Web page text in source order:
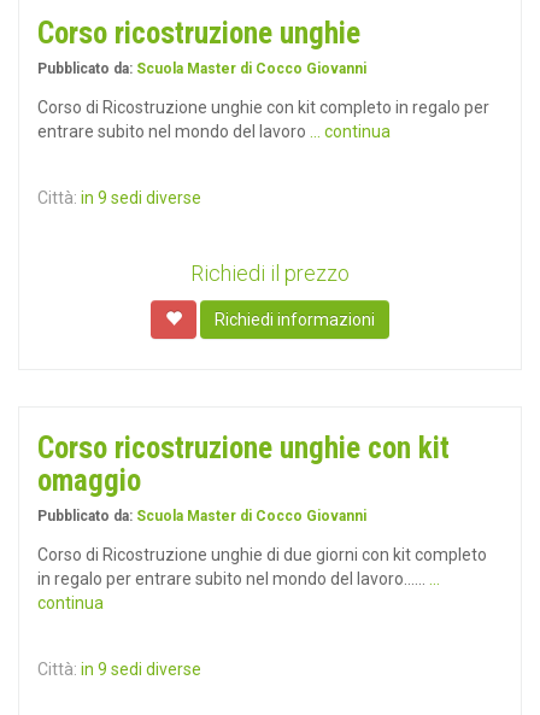
Corso ricostruzione unghie
Pubblicato da: Scuola Master di Cocco Giovanni
Corso di Ricostruzione unghie con kit completo in regalo per
entrare subito nel mondo del lavoro
... continua
Città: in 9 sedi diverse
Richiedi il prezzo
Richiedi informazioni
Corso ricostruzione unghie con kit
omaggio
Pubblicato da: Scuola Master di Cocco Giovanni
Corso di Ricostruzione unghie di due giorni con kit completo
in regalo per entrare subito nel mondo del lavoro......
continua
Città: in 9 sedi diverse